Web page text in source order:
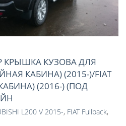
КРЫШКА КУЗОВА ДЛЯ
КАБИНА) (2015-)/FIAT
(2016-) (ПОД
L200 V 2015-, FIAT Fullback,